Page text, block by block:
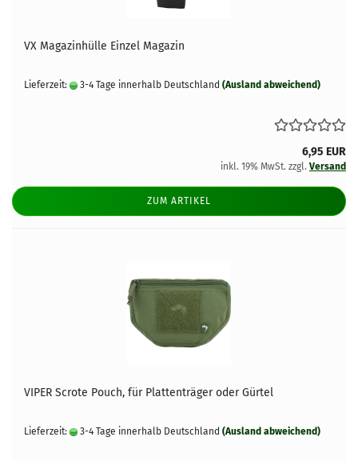
VX Magazinhülle Einzel Magazin
Lieferzeit: 3-4 Tage innerhalb Deutschland (Ausland abweichend)
6,95 EUR
inkl. 19% MwSt. zzgl. Versand
ZUM ARTIKEL
VIPER Scrote Pouch, für Plattenträger oder Gürtel
Lieferzeit: 3-4 Tage innerhalb Deutschland (Ausland abweichend)